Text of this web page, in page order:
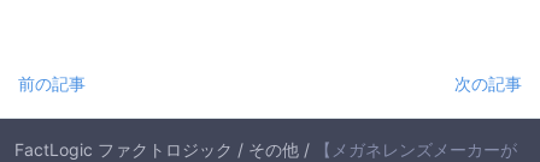
前の記事 次の記事
FactLogic ファクトロジック / その他 /
【メガネレンズメーカーが